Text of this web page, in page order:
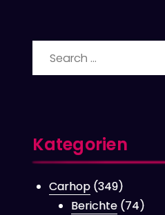
Kategorien
Carhop (349)
Berichte (74)